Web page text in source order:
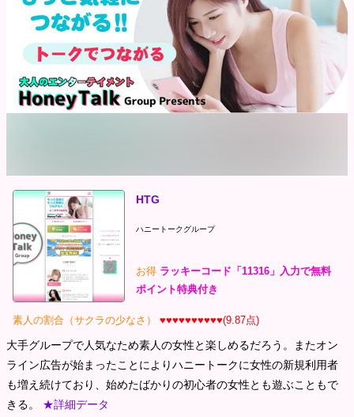
HTG
ハニートークグループ
お得 ラッキーコード「11316」入力で無料
ポイント特典付き
素人の割合（サクラの少なさ） ♥♥♥♥♥♥♥♥♥♥(9.87点)
大手グループで人気なため素人の女性と楽しめるだろう。またオン
ライン広告が始まったことによりハニートークに女性の新規利用者
も増え続けており、始めたばかりの初心者の女性とも遊ぶこともで
きる。 ★詳細データ